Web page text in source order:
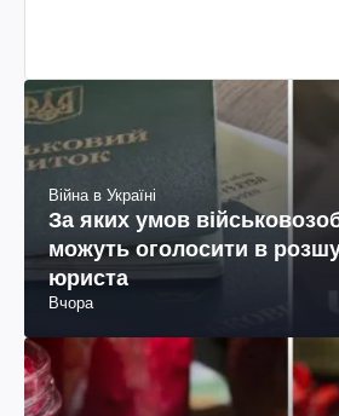
Війна в Україні
За яких умов
можуть оголосити в
юриста
Вчора